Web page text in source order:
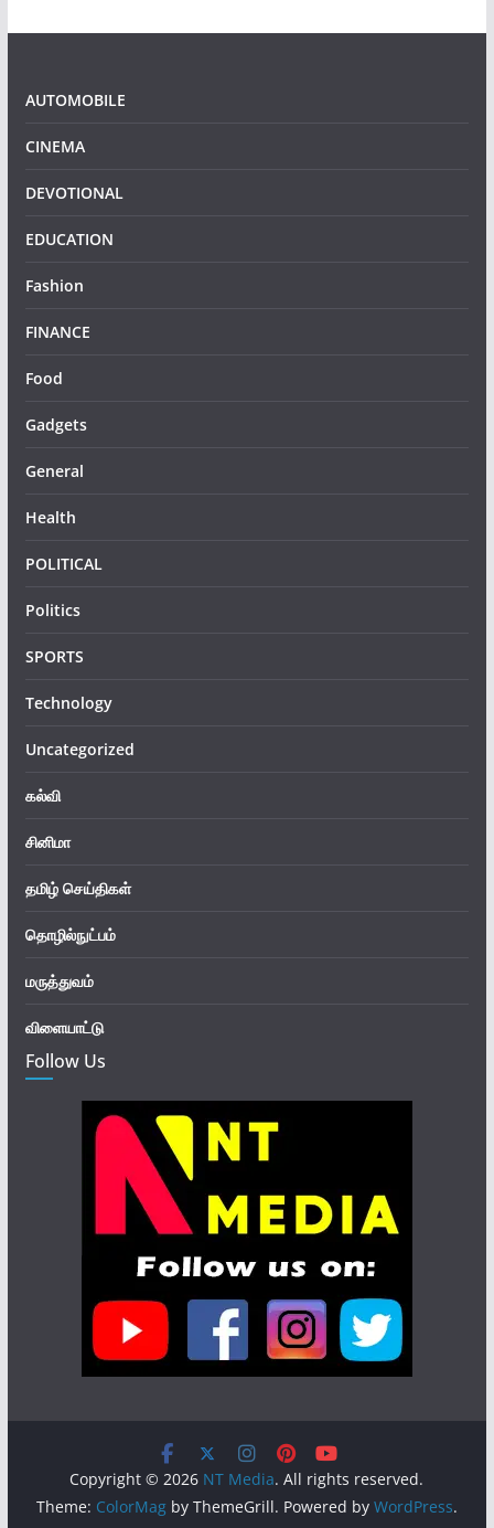
AUTOMOBILE
CINEMA
DEVOTIONAL
EDUCATION
Fashion
FINANCE
Food
Gadgets
General
Health
POLITICAL
Politics
SPORTS
Technology
Uncategorized
கல்வி
சினிமா
தமிழ் செய்திகள்
தொழில்நுட்பம்
மருத்துவம்
விளையாட்டு
Follow Us
Copyright © 2026 NT Media. All rights reserved.
Theme: ColorMagby ThemeGrill. Powered by WordPress.